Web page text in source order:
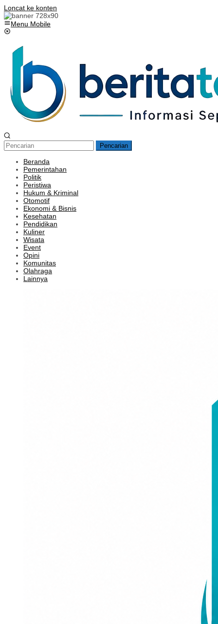
Loncat ke konten
Menu Mobile
Pencarian
Beranda
Pemerintahan
Politik
Peristiwa
Hukum & Kriminal
Otomotif
Ekonomi & Bisnis
Kesehatan
Pendidikan
Kuliner
Wisata
Event
Opini
Komunitas
Olahraga
Lainnya